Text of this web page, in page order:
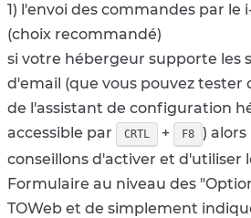
1) l'envoi des commandes par le
(choix recommandé)
si votre hébergeur supporte les
d'email (que vous pouvez tester
de l'assistant de configuration
accessible par
CRTL + F8
) alors
conseillons d'activer et d'utiliser
Formulaire au niveau des
TOWeb et de simplement